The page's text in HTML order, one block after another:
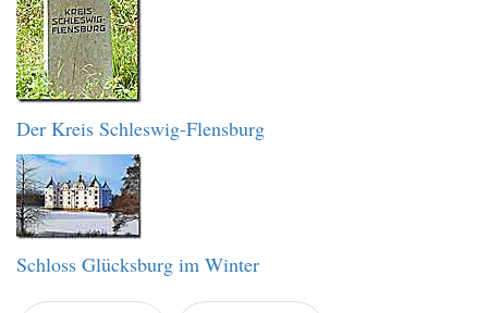
Der Kreis Schleswig-Flensburg
Schloss Glücksburg im Winter